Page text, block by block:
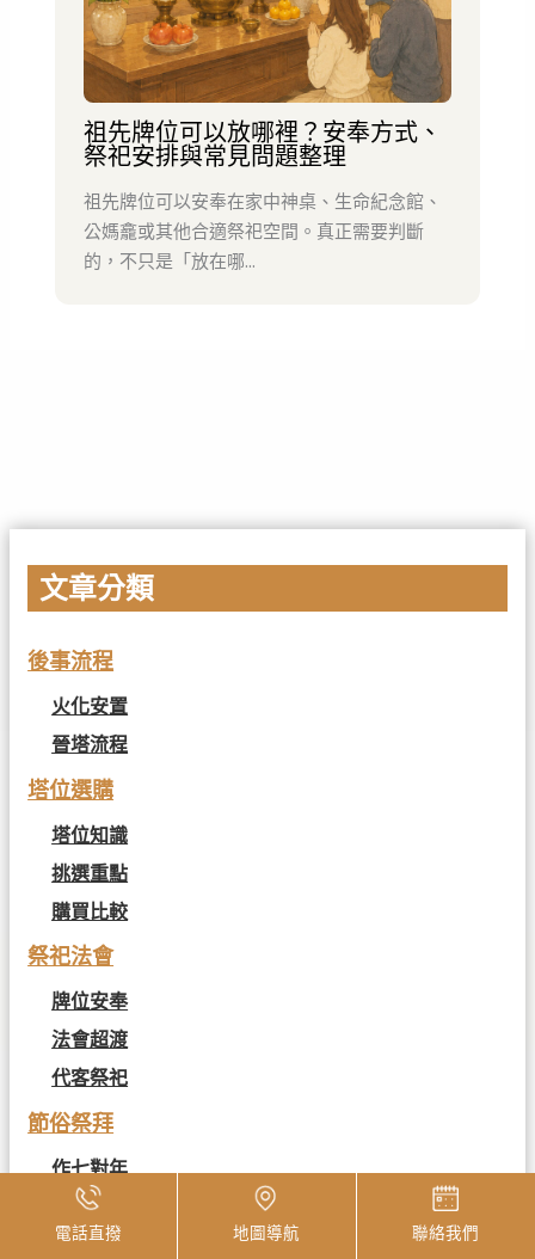
電話直撥 地圖導航 聯絡我們
祖先牌位可以放哪裡？安奉方式、
祭祀安排與常見問題整理
祖先牌位可以安奉在家中神桌、生命紀念館、
公媽龕或其他合適祭祀空間。真正需要判斷
的，不只是「放在哪...
文章分類
後事流程
火化安置
晉塔流程
塔位選購
塔位知識
挑選重點
購買比較
祭祀法會
牌位安奉
法會超渡
代客祭祀
節俗祭拜
作七對年
清明祭祖
中元普渡